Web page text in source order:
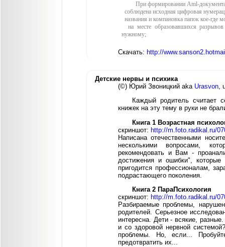
При формировании Aml-
соблюдена исходная цифровая
названия и компановка папок кое-где
на месте образовавшихся
нужному;
Скачать: http://
Детские нервы и психика
(©) Юрий Звоницкий aka Urasvon,
Каждый родитель считает
книжек на эту тему в руки не
Книга 1 Возрастная
скриншот: http://m.foto.radikal.ru/
Написана отечественными
несколькими вопросами,
рекомендовать и Вам -
достижения и ошибки",
пригодится профессионалам,
подрастающего поколения.
Книга 2 ПараПсихология
скриншот: http://m.foto.radikal.ru/
Разбираемые проблемы,
родителей. Серьезное
интересна. Дети - всякие,
и со здоровой нервной
проблемы. Но, если...
предотвратить их...